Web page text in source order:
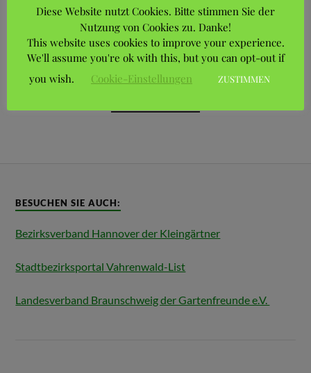
Richtlinie zur Ermittlung des Wertes einen
Kleingartens bei Pächterwechsel
(Bewertungsrichtline)
PDF-Download
BESUCHEN SIE AUCH:
Bezirksverband Hannover der Kleingärtner
Stadtbezirksportal Vahrenwald-List
Landesverband Braunschweig der Gartenfreunde e.V.
Diese Website nutzt Cookies. Bitte stimmen Sie der
Nutzung von Cookies zu. Danke!
This website uses cookies to improve your experience.
We'll assume you're ok with this, but you can opt-out if
you wish.
Cookie-Einstellungen ZUSTIMMEN